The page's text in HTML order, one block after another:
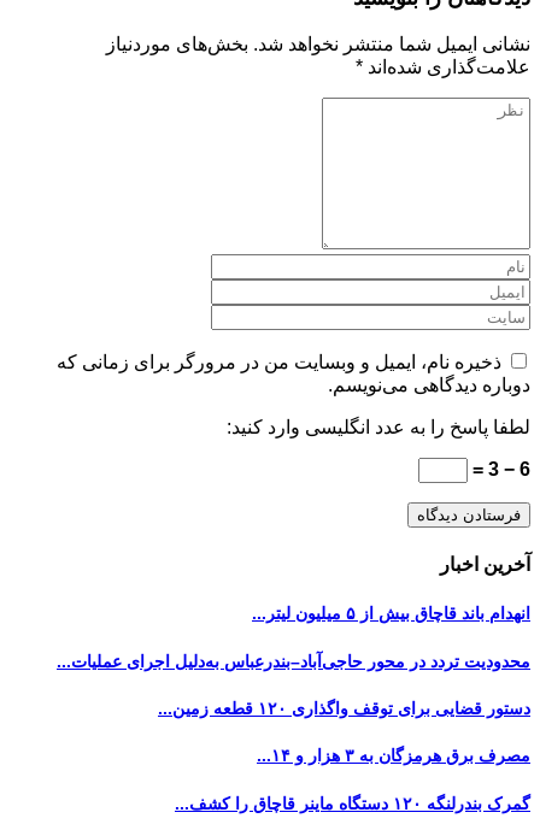
نشانی ایمیل شما منتشر نخواهد شد. بخش‌های موردنیاز
علامت‌گذاری شده‌اند *
ذخیره نام، ایمیل و وبسایت من در مرورگر برای زمانی که
دوباره دیدگاهی می‌نویسم.
لطفا پاسخ را به عدد انگلیسی وارد کنید:
6 − 3 =
آخرین اخبار
انهدام باند قاچاق بیش از ۵ میلیون لیتر...
محدودیت تردد در محور حاجی‌آباد–بندرعباس به‌دلیل اجرای عملیات...
دستور قضایی برای توقف واگذاری ۱۲۰ قطعه زمین...
مصرف برق هرمزگان به ۳ هزار و ۱۴...
گمرک بندرلنگه ۱۲۰ دستگاه ماینر قاچاق را کشف...